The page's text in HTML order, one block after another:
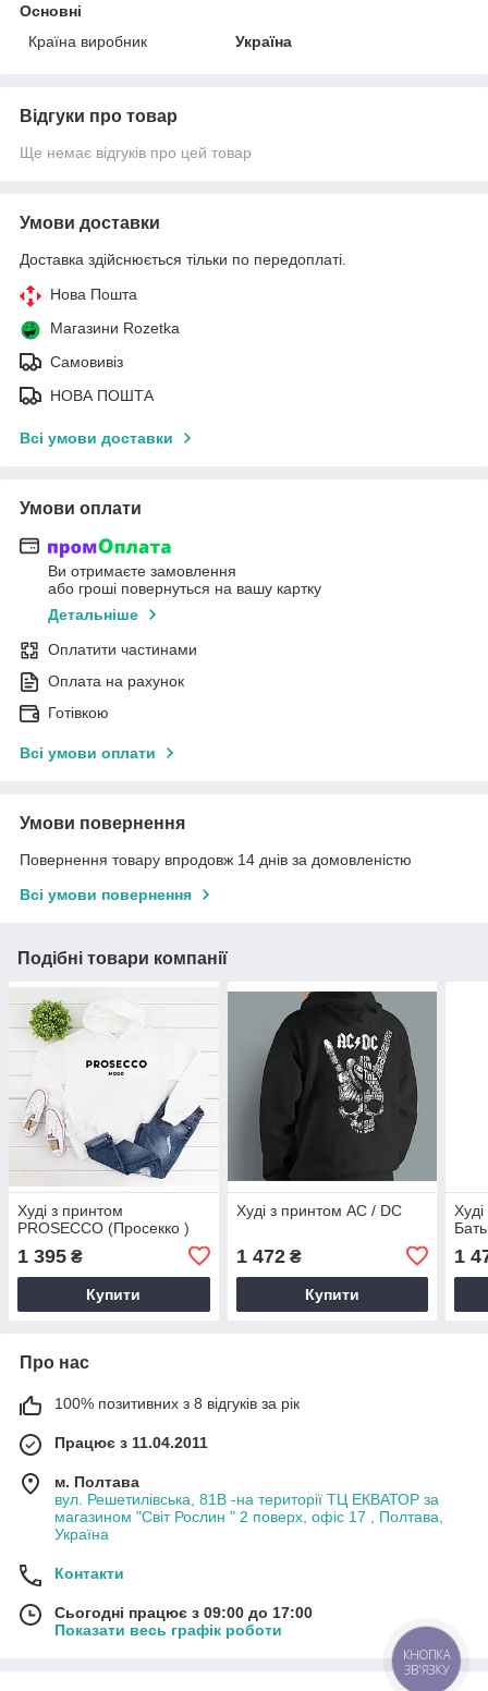
Основні
Країна виробник
Україна
Відгуки про товар
Ще немає відгуків про цей товар
Умови доставки
Доставка здійснюється тільки по передоплаті.
Нова Пошта
Магазини Rozetka
Самовивіз
НОВА ПОШТА
Всі умови доставки
Умови оплати
Ви отримаєте замовлення
або гроші повернуться на вашу картку
Детальніше
Оплатити частинами
Оплата на рахунок
Готівкою
Всі умови оплати
Умови повернення
Повернення товару впродовж 14 днів за домовленістю
Всі умови повернення
Подібні товари компанії
Худі з принтом
PROSECCO (Просекко )
1 395 ₴
Купити
Худі з принтом AC / DC
1 472₴
Купити
1
Про нас
100% позитивних з 8 відгуків за рік
Працює з 11.04.2011
м. Полтава
вул. Решетилівська, 81В -на території ТЦ ЕКВАТОР за
магазином "Світ Рослин " 2 поверх, офіс 17 , Полтава,
Україна
Контакти
Сьогодні працює з 09:00 до 17:00
Показати весь графік роботи
КНОПКА
ЗВ'ЯЗКУ